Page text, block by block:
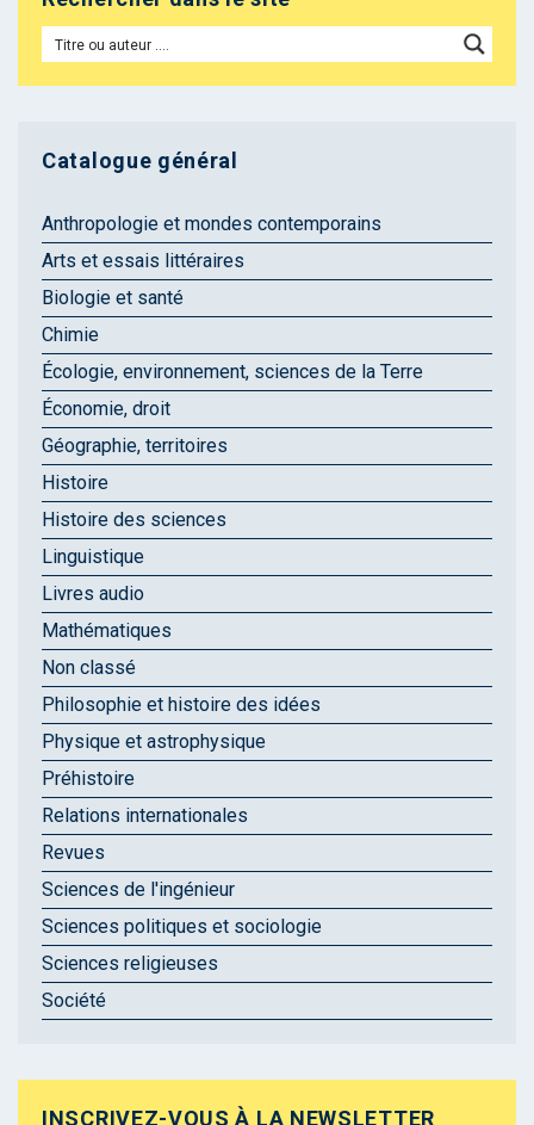
Catalogue général
Anthropologie et mondes contemporains
Arts et essais littéraires
Biologie et santé
Chimie
Écologie, environnement, sciences de la Terre
Économie, droit
Géographie, territoires
Histoire
Histoire des sciences
Linguistique
Livres audio
Mathématiques
Non classé
Philosophie et histoire des idées
Physique et astrophysique
Préhistoire
Relations internationales
Revues
Sciences de l'ingénieur
Sciences politiques et sociologie
Sciences religieuses
Société
INSCRIVEZ-VOUS À LA NEWSLETTER